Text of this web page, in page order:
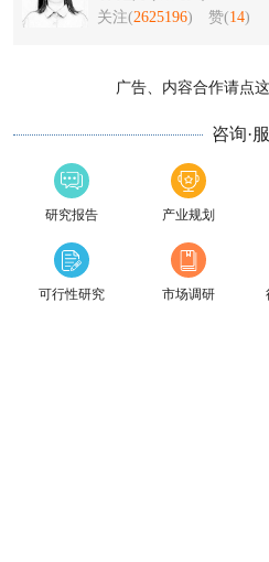
关注(2625196) 赞(14)
广告、内容合作请点这
咨询·
研究报告 产业规划
可行性研究 市场调研